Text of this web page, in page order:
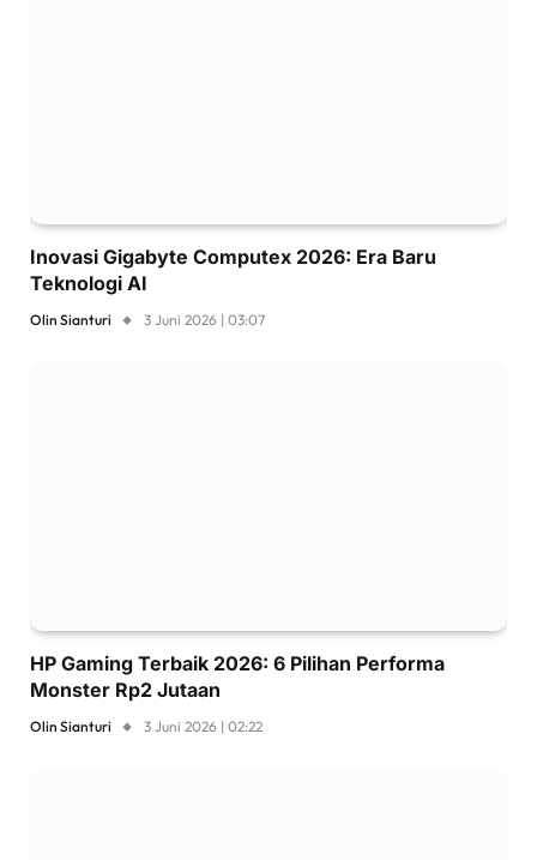
Inovasi Gigabyte Computex 2026: Era Baru
Teknologi AI
Olin Sianturi 3 Juni 2026 | 03:07
HP Gaming Terbaik 2026: 6 Pilihan Performa
Monster Rp2 Jutaan
Olin Sianturi 3 Juni 2026 | 02:22